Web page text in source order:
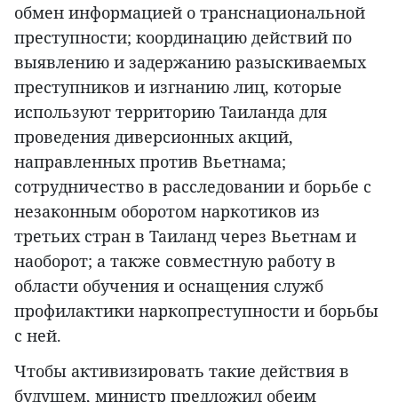
обмен информацией о транснациональной
преступности; координацию действий по
выявлению и задержанию разыскиваемых
преступников и изгнанию лиц, которые
используют территорию Таиланда для
проведения диверсионных акций,
направленных против Вьетнама;
сотрудничество в расследовании и борьбе с
незаконным оборотом наркотиков из
третьих стран в Таиланд через Вьетнам и
наоборот; а также совместную работу в
области обучения и оснащения служб
профилактики наркопреступности и борьбы
с ней.
Чтобы активизировать такие действия в
будущем, министр предложил обеим